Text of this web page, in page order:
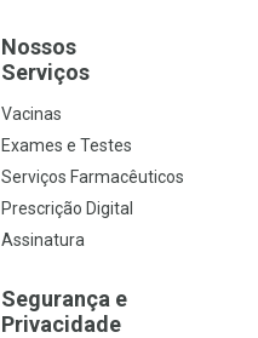
Nossos
Serviços
Vacinas
Exames e Testes
Serviços Farmacêuticos
Prescrição Digital
Assinatura
Segurança e
Privacidade